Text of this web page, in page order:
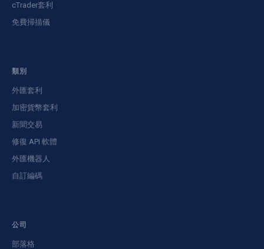
cTrader套利
免費掃描儀
類別
外匯套利
加密貨幣套利
新聞交易
修復 API 軟體
外匯機器人
自訂編碼
公司
部落格